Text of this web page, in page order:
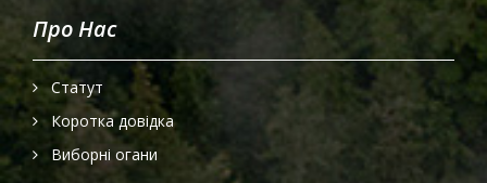
Про Нас
Статут
Коротка довідка
Виборні огани